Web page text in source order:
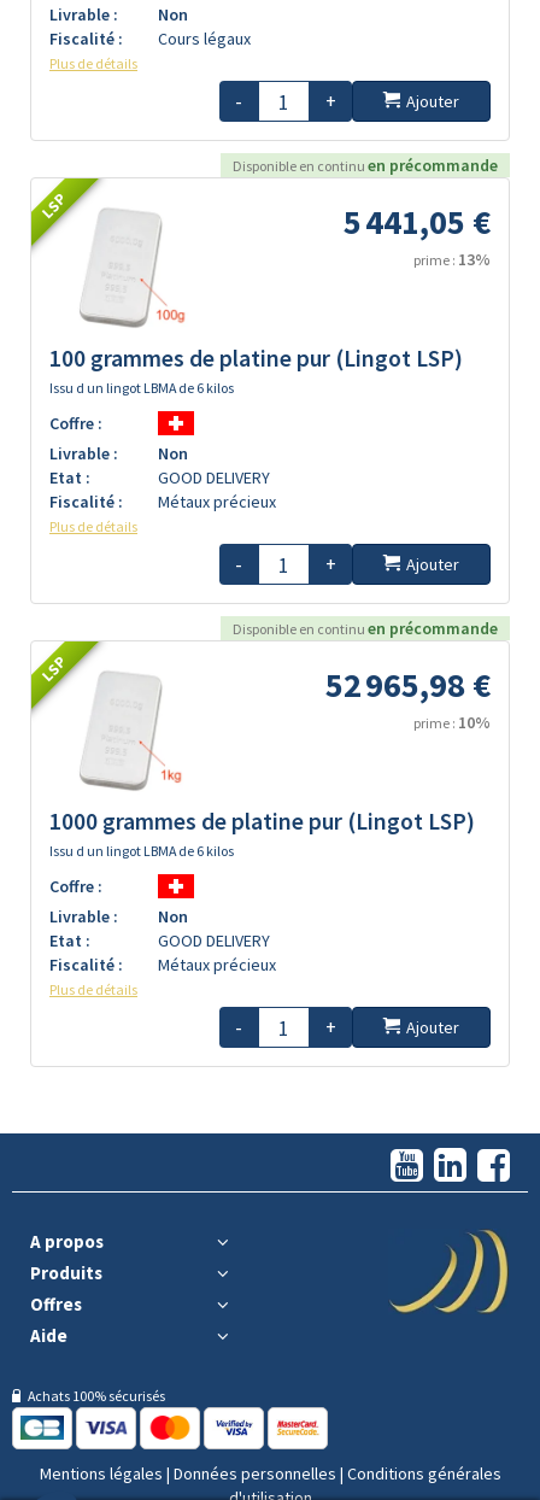
Livrable :
Non
Fiscalité :
Cours légaux
Plus de détails
- + Ajouter
Disponible en continu en précommande
LSP 5 441,05 €
prime : 13%
100 grammes de platine pur (Lingot LSP)
Issu d un lingot LBMA de 6 kilos
Coffre :
Livrable :
Non
Etat :
GOOD DELIVERY
Fiscalité :
Métaux précieux
Plus de détails
- + Ajouter
Disponible en continu en précommande
LSP 52 965,98 €
prime : 10%
1000 grammes de platine pur (Lingot LSP)
Issu d un lingot LBMA de 6 kilos
Coffre :
Livrable :
Non
Etat :
GOOD DELIVERY
Fiscalité :
Métaux précieux
Plus de détails
- + Ajouter
A propos
Produits
Offres
Aide
Achats 100% sécurisés
Mentions légales | Données personnelles | Conditions générales